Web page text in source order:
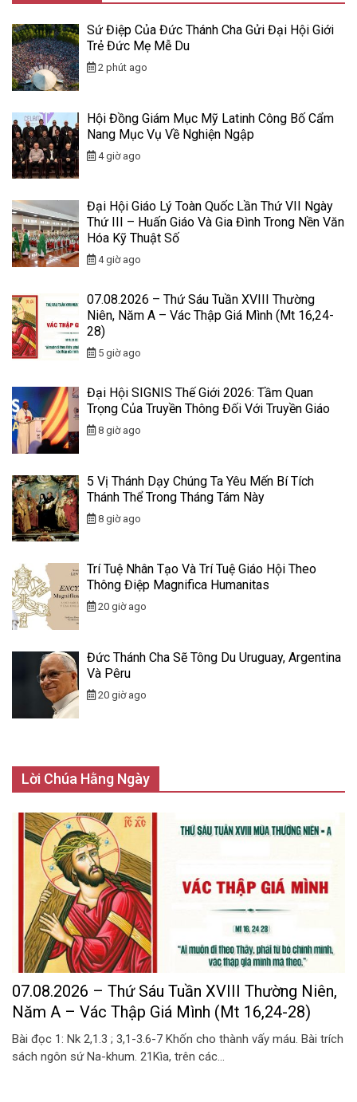
Sứ Điệp Của Đức Thánh Cha Gửi Đại Hội Giới
Trẻ Đức Mẹ Mễ Du
2 phút ago
Hội Đồng Giám Mục Mỹ Latinh Công Bố Cẩm
Nang Mục Vụ Về Nghiện Ngập
4 giờ ago
Đại Hội Giáo Lý Toàn Quốc Lần Thứ VII Ngày
Thứ III – Huấn Giáo Và Gia Đình Trong Nền Văn
Hóa Kỹ Thuật Số
4 giờ ago
07.08.2026 – Thứ Sáu Tuần XVIII Thường
Niên, Năm A – Vác Thập Giá Mình (Mt 16,24-
28)
5 giờ ago
Đại Hội SIGNIS Thế Giới 2026: Tầm Quan
Trọng Của Truyền Thông Đối Với Truyền Giáo
8 giờ ago
5 Vị Thánh Dạy Chúng Ta Yêu Mến Bí Tích
Thánh Thể Trong Tháng Tám Này
8 giờ ago
Trí Tuệ Nhân Tạo Và Trí Tuệ Giáo Hội Theo
Thông Điệp Magnifica Humanitas
20 giờ ago
Đức Thánh Cha Sẽ Tông Du Uruguay, Argentina
Và Pêru
20 giờ ago
Lời Chúa Hằng Ngày
07.08.2026 – Thứ Sáu Tuần XVIII Thường Niên,
Năm A – Vác Thập Giá Mình (Mt 16,24-28)
Bài đọc 1: Nk 2,1.3 ; 3,1-3.6-7 Khốn cho thành vấy máu. Bài trích
sách ngôn sứ Na-khum. 21Kìa, trên các...